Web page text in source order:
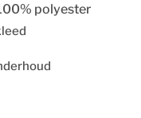
polyester